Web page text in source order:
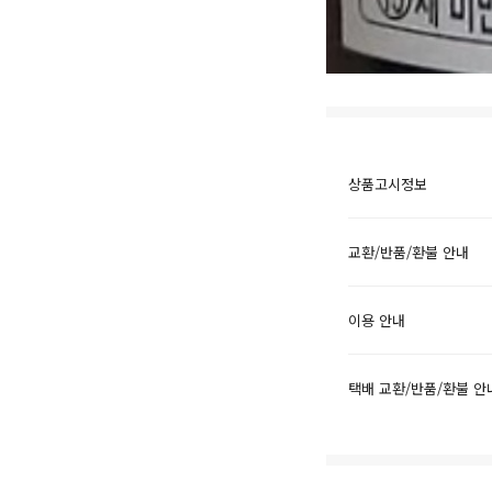
상품고시정보
교환/반품/환불 안내
이용 안내
택배 교환/반품/환불 안